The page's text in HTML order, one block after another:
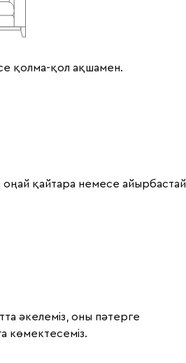
қолма-қол ақшамен.
оңай қайтара немесе айырбастай
әкелеміз, оны пәтерге
көмектесеміз.